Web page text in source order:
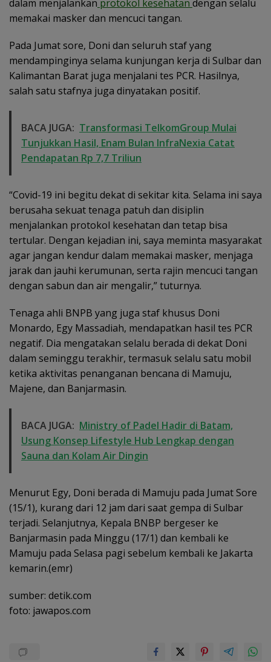
dalam menjalankan protokol kesehatan dengan selalu
memakai masker dan mencuci tangan.
Pada Jumat sore, Doni dan seluruh staf yang
mendampinginya selama kunjungan kerja di Sulbar dan
Kalimantan Barat juga menjalani tes PCR. Hasilnya,
salah satu stafnya juga dinyatakan positif.
BACA JUGA: Transformasi TelkomGroup Mulai
Tunjukkan Hasil, Enam Bulan InfraNexia Catat
Pendapatan Rp 7,7 Triliun
“Covid-19 ini begitu dekat di sekitar kita. Selama ini saya
berusaha sekuat tenaga patuh dan disiplin
menjalankan protokol kesehatan dan tetap bisa
tertular. Dengan kejadian ini, saya meminta masyarakat
agar jangan kendur dalam memakai masker, menjaga
jarak dan jauhi kerumunan, serta rajin mencuci tangan
dengan sabun dan air mengalir,” tuturnya.
Tenaga ahli BNPB yang juga staf khusus Doni
Monardo, Egy Massadiah, mendapatkan hasil tes PCR
negatif. Dia mengatakan selalu berada di dekat Doni
dalam seminggu terakhir, termasuk selalu satu mobil
ketika aktivitas penanganan bencana di Mamuju,
Majene, dan Banjarmasin.
BACA JUGA: Ministry of Padel Hadir di Batam,
Usung Konsep Lifestyle Hub Lengkap dengan
Sauna dan Kolam Air Dingin
Menurut Egy, Doni berada di Mamuju pada Jumat Sore
(15/1), kurang dari 12 jam dari saat gempa di Sulbar
terjadi. Selanjutnya, Kepala BNBP bergeser ke
Banjarmasin pada Minggu (17/1) dan kembali ke
Mamuju pada Selasa pagi sebelum kembali ke Jakarta
kemarin.(emr)
sumber: detik.com
foto: jawapos.com